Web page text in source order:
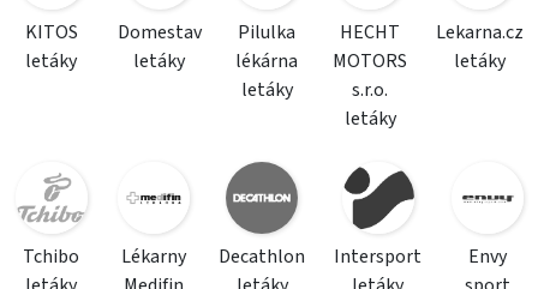
KITOS
letáky
Domestav
letáky
Pilulka
lékárna
letáky
HECHT
MOTORS
s.r.o.
letáky
Lekarna.cz
letáky
Tchibo
Lékarny
Decathlon
Intersport
Envy